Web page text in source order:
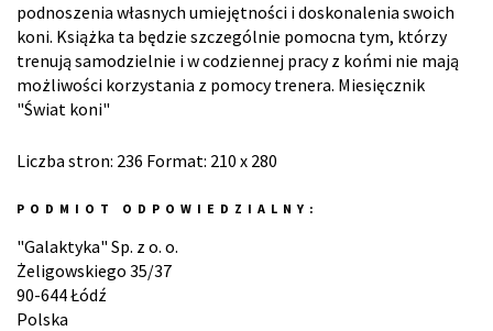
podnoszenia własnych umiejętności i doskonalenia swoich
koni. Książka ta będzie szczególnie pomocna tym, którzy
trenują samodzielnie i w codziennej pracy z końmi nie mają
możliwości korzystania z pomocy trenera. Miesięcznik
"Świat koni"
Liczba stron: 236 Format: 210 x 280
PODMIOT ODPOWIEDZIALNY:
"Galaktyka" Sp. z o. o.
Żeligowskiego 35/37
90-644 Łódź
Polska